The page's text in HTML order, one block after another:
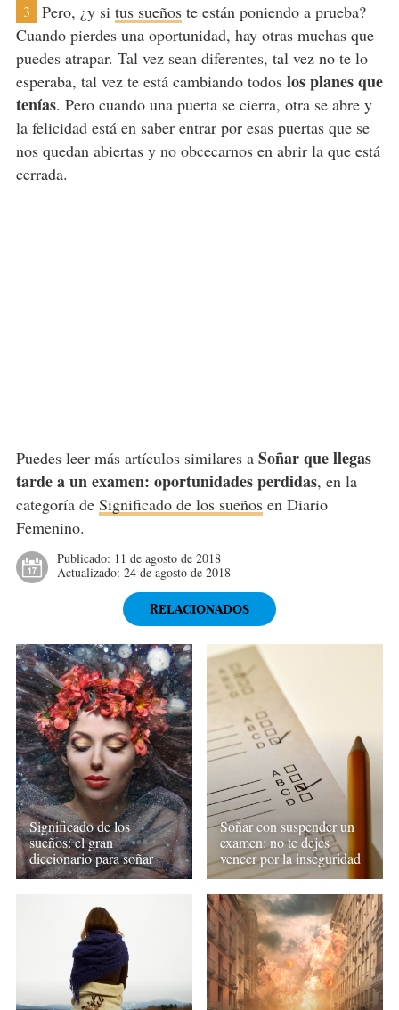
3 Pero, ¿y si tus sueñoste están poniendo a prueba?
Cuando pierdes una oportunidad, hay otras muchas que
puedes atrapar. Tal vez sean diferentes, tal vez no te lo
esperaba, tal vez te está cambiando todos los planesque
tenías. Pero cuando una puerta se cierra, otra se abre y
la felicidad está en saber entrar por esas puertas que se
nos quedan abiertas y no obcecarnos en abrir la que está
cerrada.
Puedes leer más artículos similares a Soñar que llegas
tarde a un examen: oportunidades perdidas, en la
categoría de Significado de los sueñosen Diario
Femenino.
Publicado: 11 de agosto de 2018
Actualizado: 24 de agosto de 2018
RELACIONADOS
Significado de los
sueños: el gran
diccionario para soñar
Soñar con suspender un
examen: no te dejes
vencer por la inseguridad